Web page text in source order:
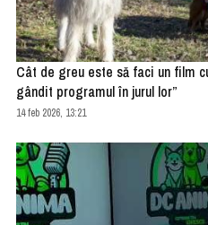
Cât de greu este să faci un film
gândit programul în jurul lor”
14 feb 2026, 13:21